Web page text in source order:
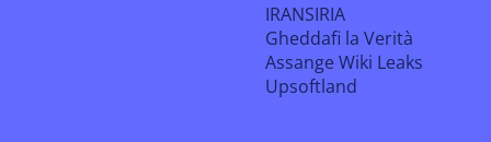
IRANSIRIA
Gheddafi la Verità
Assange Wiki Leaks
Upsoftland